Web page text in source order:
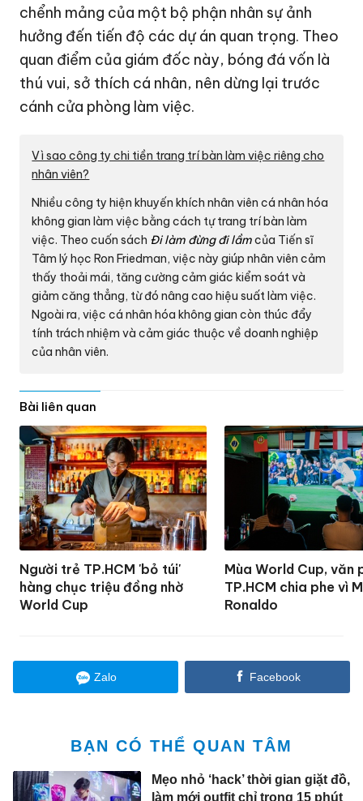
chểnh mảng của một bộ phận nhân sự ảnh
hưởng đến tiến độ các dự án quan trọng. Theo
quan điểm của giám đốc này, bóng đá vốn là
thú vui, sở thích cá nhân, nên dừng lại trước
cánh cửa phòng làm việc.
Vì sao công ty chi tiền trang trí bàn làm việc riêng cho
nhân viên?
Nhiều công ty hiện khuyến khích nhân viên cá nhân hóa
không gian làm việc bằng cách tự trang trí bàn làm
việc. Theo cuốn sách Đi làm đừng đi lầmcủa Tiến sĩ
Tâm lý học Ron Friedman, việc này giúp nhân viên cảm
thấy thoải mái, tăng cường cảm giác kiểm soát và
giảm căng thẳng, từ đó nâng cao hiệu suất làm việc.
Ngoài ra, việc cá nhân hóa không gian còn thúc đẩy
tính trách nhiệm và cảm giác thuộc về doanh nghiệp
của nhân viên.
Bài liên quan
Người trẻ TP.HCM 'bỏ túi'
hàng chục triệu đồng nhờ
World Cup
Mùa World Cup, văn
TP.HCM chia phe vì
Ronaldo
Zalo Facebook
BẠN CÓ THỂ QUAN TÂM
Mẹo nhỏ ‘hack’ thời gian giặt đồ,
làm mới outfit chỉ trong 15 phút